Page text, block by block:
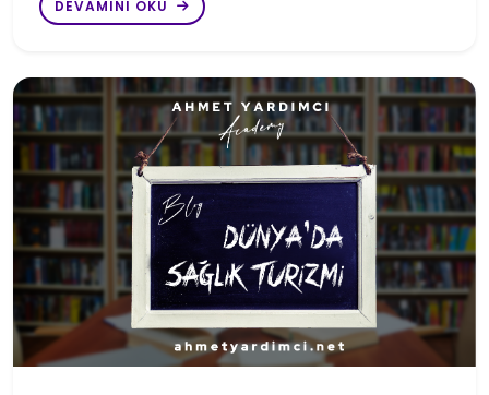
DEVAMINI OKU